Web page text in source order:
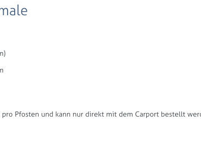
Pfosten und kann nur direkt mit dem Carport bestellt